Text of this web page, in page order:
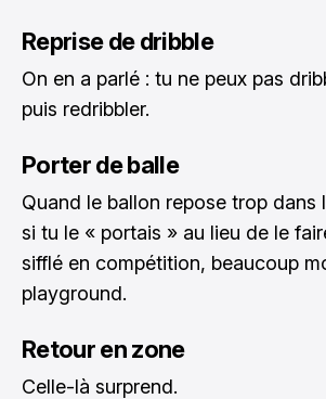
Reprise de dribble
On en a parlé : tu ne peux pas
puis redribbler.
Porter de balle
Quand le ballon repose trop dans
si tu le « portais » au lieu de le
sifflé en compétition, beaucoup
playground.
Retour en zone
Celle-là surprend.